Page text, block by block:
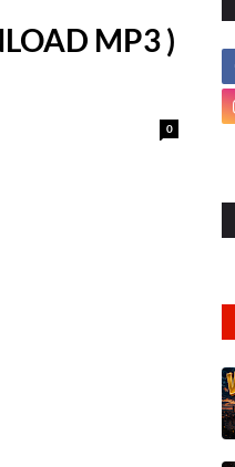
MP3 )
0